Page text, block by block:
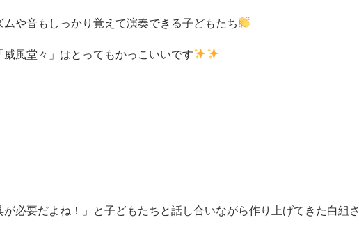
や音もしっかり覚えて演奏できる子どもたち
風堂々」はとってもかっこいいです
が必要だよね！」と子どもたちと話し合いながら作り上げてきた白組さ